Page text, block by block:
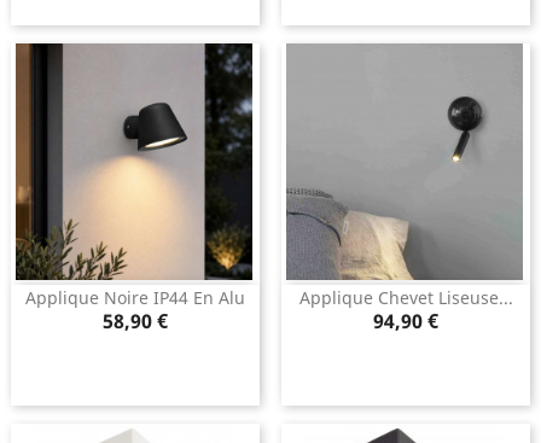
Applique Noire IP44 En Alu
Prix
58,90 €
Applique Chevet Liseuse...
Prix
94,90 €